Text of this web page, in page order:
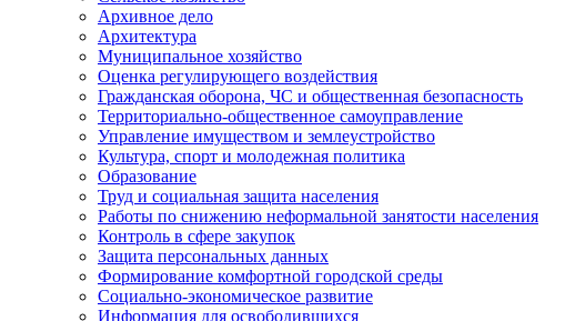
Архивное дело
Архитектура
Муниципальное хозяйство
Оценка регулирующего воздействия
Гражданская оборона, ЧС и общественная безопасность
Территориально-общественное самоуправление
Управление имуществом и землеустройство
Культура, спорт и молодежная политика
Образование
Труд и социальная защита населения
Работы по снижению неформальной занятости населения
Контроль в сфере закупок
Защита персональных данных
Формирование комфортной городской среды
Социально-экономическое развитие
Информация для освободившихся